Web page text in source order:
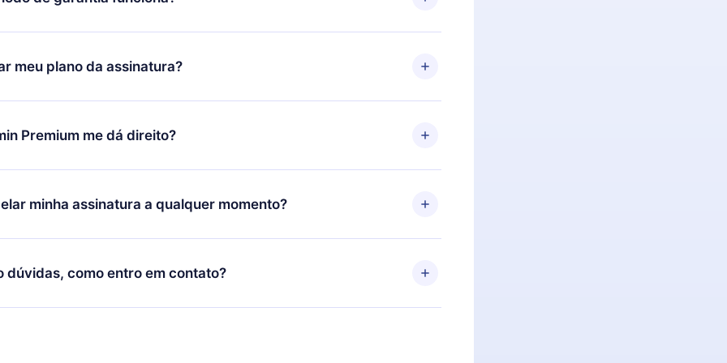
nosso aplicativo e começar a aproveitar nossa biblioteca. Se por algum
satisfeito com nossa plataforma, basta entrar em contato com nossa
(contato@12min.com) em até 7 dias após a compra e solicitar o
meu plano da assinatura?
só se aplicará a partir do próximo período de cobrança. Por
decidiu mudar sua assinatura mensal para anual, após confirmar a
o plano anual, o novo plano só será aplicado e cobrado após o aniversário
Premium me dá direito?
é um plano que te garante acesso a toda nossa biblioteca de 2500+
em 3 línguas (Inglês, espanhol e português) que você pode ler ou
momento através do nosso aplicativo disponível para iOS, Android e
minha assinatura a qualquer momento?
por não renovar sua assinatura do 12min, você pode cancelar a
e o próximo ciclo de cobrança não ocorrerá.
dúvidas, como entro em contato?
para entrar em contato porsupport@12min.com.